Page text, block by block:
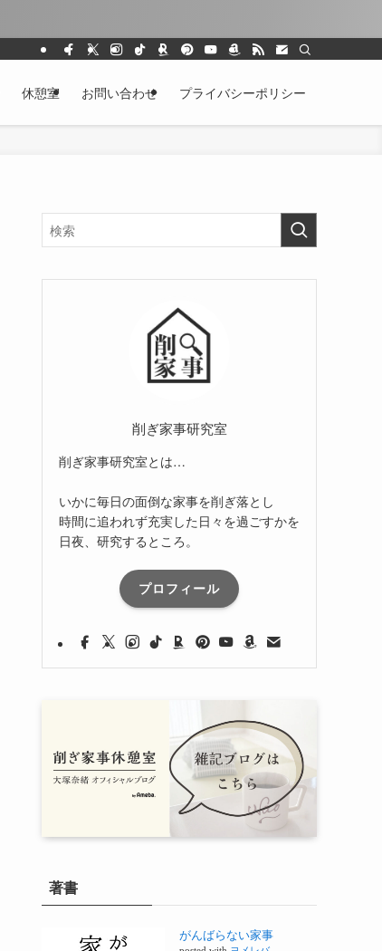
休憩室 お問い合わせ プライバシーポリシー
削ぎ家事研究室
削ぎ家事研究室とは…
いかに毎日の面倒な家事を削ぎ落とし
時間に追われず充実した日々を過ごすかを
日夜、研究するところ。
プロフィール
著書
がんばらない家事